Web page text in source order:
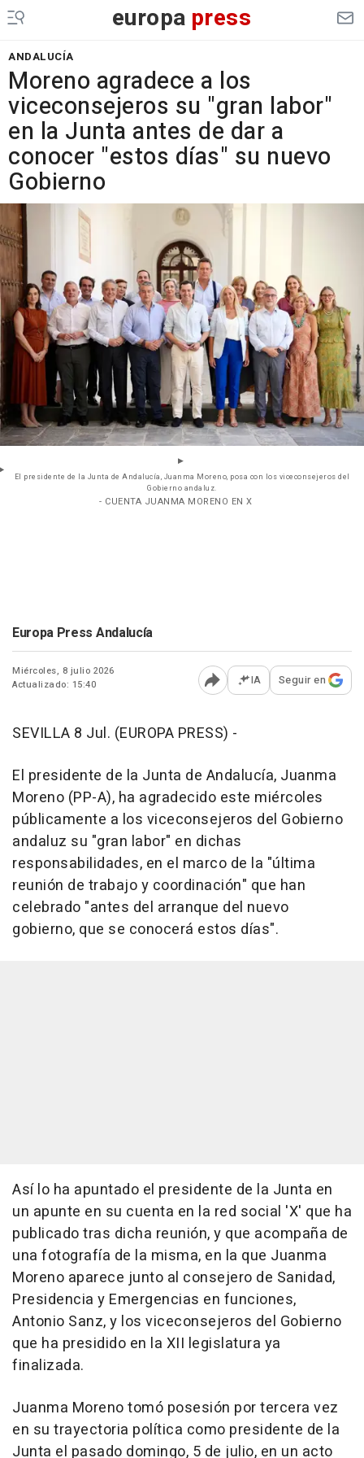
europa press
ANDALUCÍA
Moreno agradece a los
viceconsejeros su "gran labor"
en la Junta antes de dar a
conocer "estos días" su nuevo
Gobierno
El presidente de la Junta de Andalucía, Juanma Moreno, posa con los viceconsejeros del
Gobierno andaluz.
- CUENTA JUANMA MORENO EN X
Europa Press Andalucía
Miércoles, 8 julio 2026
Actualizado: 15:40
Abrir opciones para
IA Seguir en
SEVILLA 8 Jul. (EUROPA PRESS) -
El presidente de la Junta de Andalucía, Juanma
Moreno (PP-A), ha agradecido este miércoles
públicamente a los viceconsejeros del Gobierno
andaluz su "gran labor" en dichas
responsabilidades, en el marco de la "última
reunión de trabajo y coordinación" que han
celebrado "antes del arranque del nuevo
gobierno, que se conocerá estos días".
Así lo ha apuntado el presidente de la Junta en
un apunte en su cuenta en la red social 'X' que ha
publicado tras dicha reunión, y que acompaña de
una fotografía de la misma, en la que Juanma
Moreno aparece junto al consejero de Sanidad,
Presidencia y Emergencias en funciones,
Antonio Sanz, y los viceconsejeros del Gobierno
que ha presidido en la XII legislatura ya
finalizada.
Juanma Moreno tomó posesión por tercera vez
en su trayectoria política como presidente de la
Junta el pasado domingo, 5 de julio, en un acto